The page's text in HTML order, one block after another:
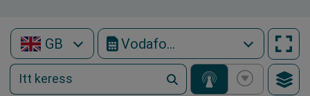
GB Vodafone Mobile